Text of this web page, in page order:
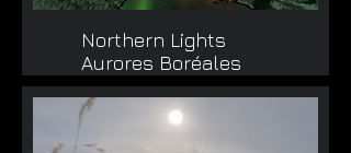
Northern Lights
Aurores Boréales